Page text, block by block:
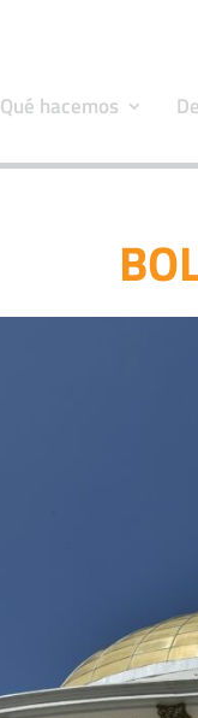
Qué hacemos